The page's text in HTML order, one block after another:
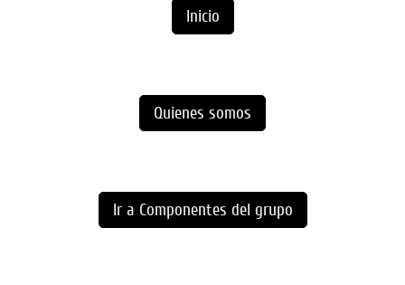
Inicio
Quienes somos
Ir a Componentes del grupo